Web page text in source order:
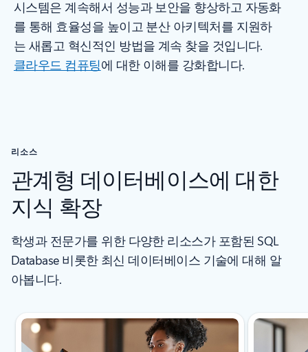
시스템은 계속해서 성능과 보안을 향상하고 자동화
를 통해 효율성을 높이고 분산 아키텍처를 지원하
는 새롭고 혁신적인 방법을 계속 찾을 것입니다.
클라우드 컴퓨팅에 대한 이해를 강화합니다.
리소스
관계형 데이터베이스에 대한
지식 확장
학생과 전문가를 위한 다양한 리소스가 포함된 SQL
Database 비롯한 최신 데이터베이스 기술에 대해 알
아봅니다.
새 슬라이드 표시됨